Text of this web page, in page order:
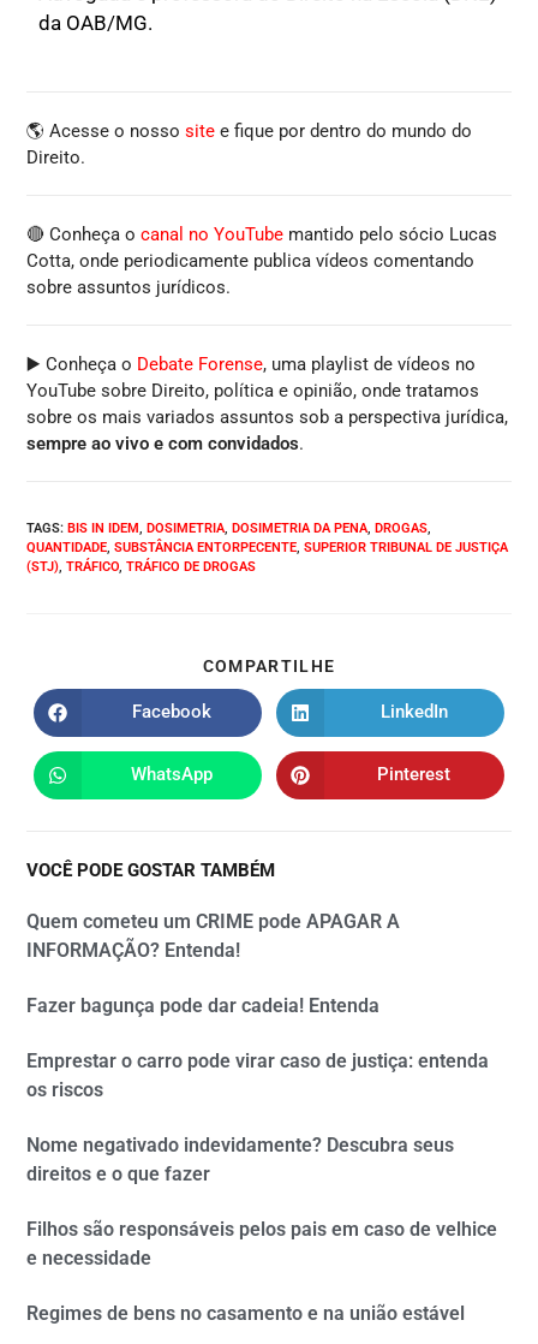
da OAB/MG.
🌎 Acesse o nossosite e fique por dentro do mundo do
Direito.
🔴 Conheça ocanal no YouTube mantido pelo sócio Lucas
Cotta, onde periodicamente publica vídeos comentando
sobre assuntos jurídicos.
▶️ Conheça o Debate Forense, uma playlist de vídeos no
YouTube sobre Direito, política e opinião, onde tratamos
sobre os mais variados assuntos sob a perspectiva jurídica,
sempre ao vivo e com convidados.
TAGS:BIS IN IDEM, DOSIMETRIA, DOSIMETRIA DA PENA, DROGAS,
QUANTIDADE, SUBSTÂNCIA ENTORPECENTE, SUPERIOR TRIBUNAL DE JUSTIÇA
(STJ), TRÁFICO, TRÁFICO DE DROGAS
COMPARTILHE
Facebook LinkedIn
WhatsApp Pinterest
VOCÊ PODE GOSTAR TAMBÉM
Quem cometeu um CRIME pode APAGAR A
INFORMAÇÃO? Entenda!
Fazer bagunça pode dar cadeia! Entenda
Emprestar o carro pode virar caso de justiça: entenda
os riscos
Nome negativado indevidamente? Descubra seus
direitos e o que fazer
Filhos são responsáveis pelos pais em caso de velhice
e necessidade
Regimes de bens no casamento e na união estável